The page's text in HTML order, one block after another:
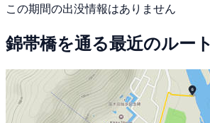
この期間の出没情報はありません
錦帯橋を通る最近のルート